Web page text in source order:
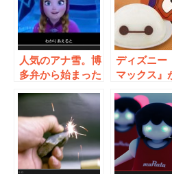
人気のアナ雪。博
多弁から始まった
ディズニー
マックス』
バンダイか
で登場